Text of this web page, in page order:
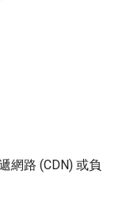
網路 (CDN) 或負